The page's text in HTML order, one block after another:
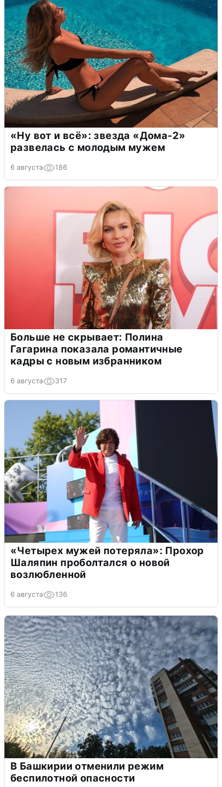
«Ну вот и всё»: звезда «Дома-2»
развелась с молодым мужем
6 августа 186
Больше не скрывает: Полина
Гагарина показала романтичные
кадры с новым избранником
6 августа 317
«Четырех мужей потеряла»: Прохор
Шаляпин проболтался о новой
возлюбленной
6 августа 136
В Башкирии отменили режим
беспилотной опасности